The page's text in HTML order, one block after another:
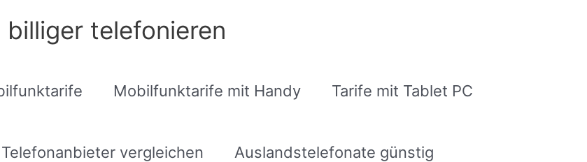
billiger telefonieren
Mobilfunktarife mit Handy Tarife mit Tablet PC
Telefonanbieter vergleichen Auslandstelefonate günstig